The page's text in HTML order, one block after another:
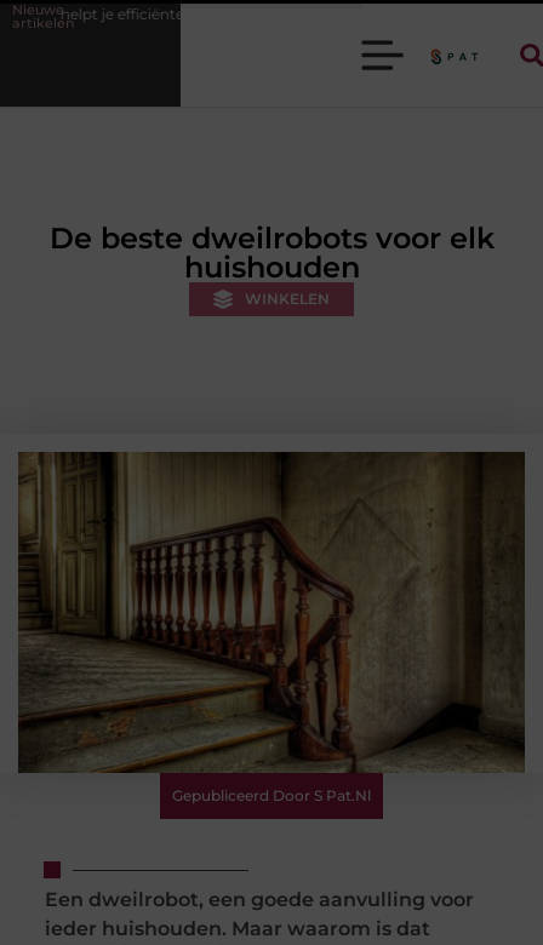
Nieuwe
artikelen
werken Stijlvolle heren sneakers voor een sportieve lifestyle
De beste dweilrobots voor elk
huishouden
WINKELEN
Gepubliceerd Door S Pat.nl
Een dweilrobot, een goede aanvulling voor
ieder huishouden. Maar waarom is dat